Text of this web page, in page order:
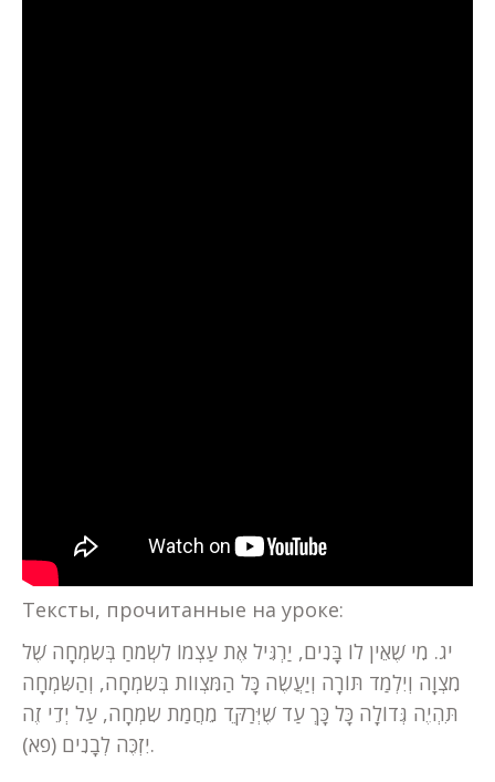
Тексты, прочитанные на уроке:
יג. מִי שֶׁאֵין לוֹ בָּנִים, יַרְגִּיל אֶת עַצְמוֹ לִשְׂמֹחַ בְּשִׂמְחָה שֶׁל
מִצְוָה וְיִלְמַד תּוֹרָה וְיַעֲשֶׂה כָּל הַמִּצְווֹת בְּשִׂמְחָה, וְהַשִּׂמְחָה
תִּהְיֶה גְּדוֹלָה כָּל כָּךְ עַד שֶׁיְּרַקֵּד מֵחֲמַת שִׂמְחָה, עַל יְדֵי זֶה
יִזְכֶּה לְבָנִים (פא).